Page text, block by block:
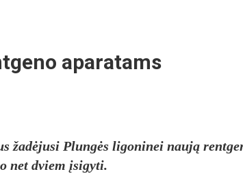
aparatams
žadėjusi Plungės ligoninei naują
net dviem įsigyti.